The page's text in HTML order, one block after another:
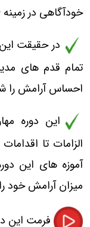
خودآگاهی در
در حقیقت
تمام قدم های
احساس آرامش را
این دوره
الزامات تا
آموزه های این
میزان آرامش خود
فرمت این